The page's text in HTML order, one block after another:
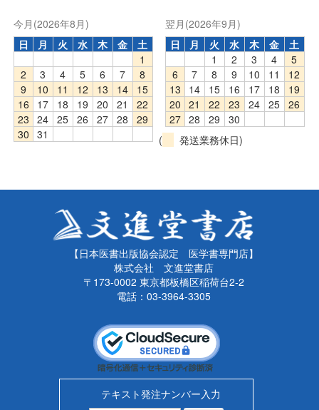
今月(2026年8月)
日
月 火 水 木 金
土
1
2
3 4 5 6 7
8
9
10 11 12 13 14
15
16
17 18 19 20 21
22
23
24 25 26 27 28
29
30
31
翌月(2026年9月)
日
月 火 水 木 金
土
1
2 3 4
5
6
7 8 9 10 11
12
13
14 15 16 17 18
19
20
21 22 23 24 25
26
27 28 29
30
(
発送業務休日)
【日本医書出版協会認定 医学書専門店】
株式会社 文進堂書店
〒173-0002 東京都板橋区稲荷台2-2
電話：03-3964-3305
テキスト発注ナンバー入力